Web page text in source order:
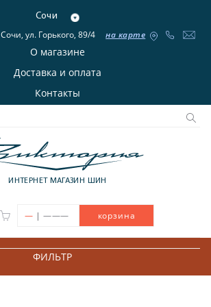
Сочи
Сочи, ул. Горького, 89/4 на карте
О магазине
Доставка и оплата
Контакты
ИНТЕРНЕТ МАГАЗИН ШИН
— | ——— корзина
ФИЛЬТР